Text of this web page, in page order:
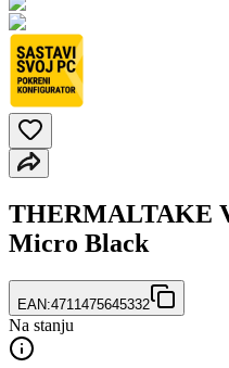
THERMALTAKE
Micro Black
EAN:4711475645332
Na stanju